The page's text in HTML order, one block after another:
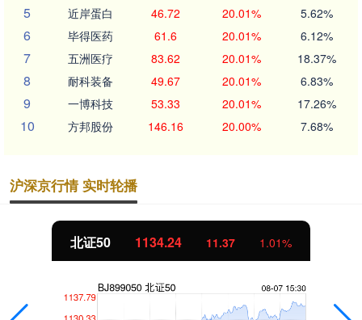
5 近岸蛋白 46.72 20.01% 5.62%
6 毕得医药 61.6 20.01% 6.12%
7 五洲医疗 83.62 20.01% 18.37%
8 耐科装备 49.67 20.01% 6.83%
9 一博科技 53.33 20.01% 17.26%
10 方邦股份 146.16 20.00% 7.68%
沪深京行情 实时轮播
北证50 1134.24 11.37 1.01%